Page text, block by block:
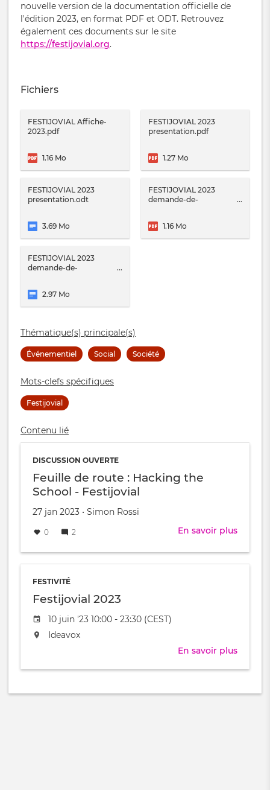
nouvelle version de la documentation officielle de
l'édition 2023, en format PDF et ODT. Retrouvez
également ces documents sur le site
https://festijovial.org.
Fichiers
FESTIJOVIAL Affiche-
2023.pdf
1.16 Mo
FESTIJOVIAL 2023
presentation.pdf
1.27 Mo
FESTIJOVIAL 2023
presentation.odt
3.69 Mo
FESTIJOVIAL 2023
demande-de-
1.16 Mo
FESTIJOVIAL 2023
demande-de-
2.97 Mo
Thématique(s) principale(s)
Événementiel Social Société
Mots-clefs spécifiques
Festijovial
Contenu lié
DISCUSSION OUVERTE
Feuille de route : Hacking the
School - Festijovial
Créé
27 jan 2023 •
par Simon Rossi
0 2 En savoir plus
de
FESTIVITÉ
Festijovial 2023
Date
de
10 juin '23 10:00 - 23:30 (CEST)
L'événement
au
à
Ideavox
En savoir plus